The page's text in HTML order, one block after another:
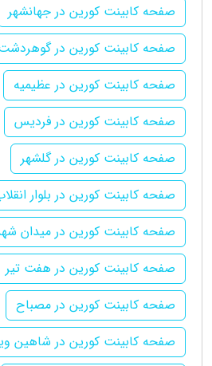
صفحه کابینت کورین در جهانشهر
صفحه کابینت کورین در
صفحه کابینت کورین در عظیمیه
صفحه کابینت کورین در فردیس
صفحه کابینت کورین در گلشهر
صفحه کابینت کورین در بلوار
صفحه کابینت کورین در میدان
صفحه کابینت کورین در هفت تیر
صفحه کابینت کورین در مصباح
صفحه کابینت کورین در شاهین